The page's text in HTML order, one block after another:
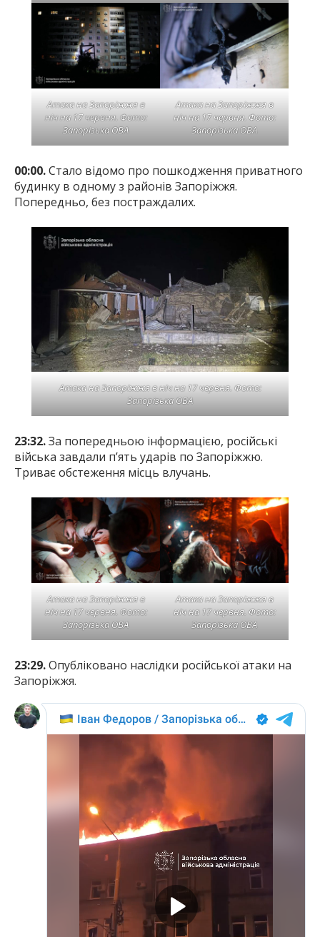
Атака на Запоріжжя в
ніч на 17 червня. Фото:
Запорізька ОВА
Атака на Запоріжжя в
ніч на 17 червня. Фото:
Запорізька ОВА
00:00.Стало відомо про пошкодження приватного
будинку в одному з районів Запоріжжя.
Попередньо, без постраждалих.
Атака на Запоріжжя в ніч на 17 червня. Фото:
Запорізька ОВА
23:32.За попередньою інформацією, російські
війська завдали п’ять ударів по Запоріжжю.
Триває обстеження місць влучань.
Атака на Запоріжжя в
ніч на 17 червня. Фото:
Запорізька ОВА
Атака на Запоріжжя в
ніч на 17 червня. Фото:
Запорізька ОВА
23:29.Опубліковано наслідки російської атаки на
Запоріжжя.